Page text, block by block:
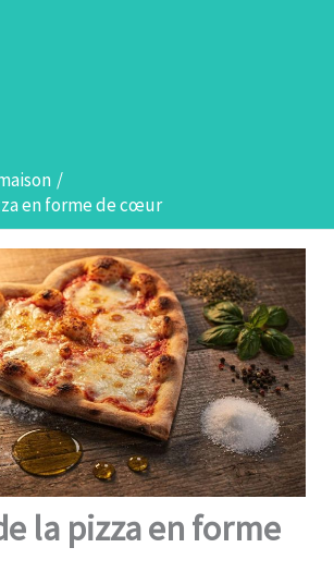
en forme de cœur
la pizza en forme